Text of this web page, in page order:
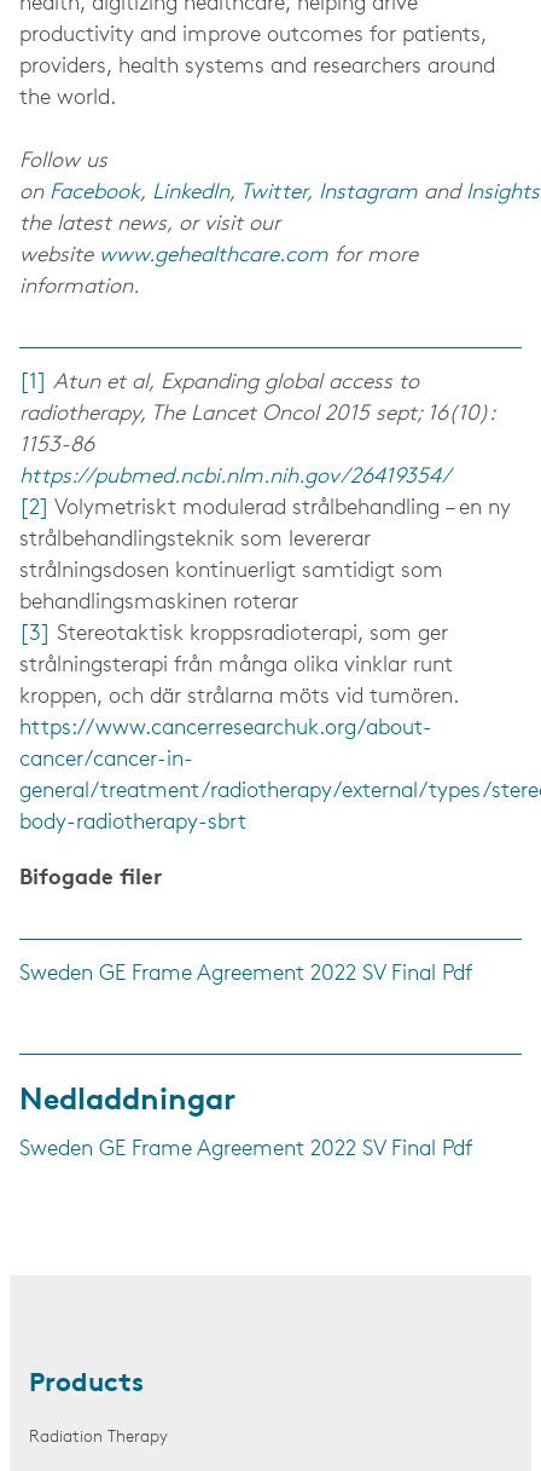
productivity and improve outcomes for patients,
providers, health systems and researchers around
the world.
Follow us
on Facebook, LinkedIn, Twitter, Instagram and Insights
the latest news, or visit our
website www.gehealthcare.com for more
information.
[1]
Atun et al, Expanding global access to
radiotherapy, The Lancet Oncol 2015 sept; 16(10):
1153-86
https://pubmed.ncbi.nlm.nih.gov/26419354/
[2]
Volymetriskt modulerad strålbehandling – en ny
strålbehandlingsteknik som levererar
strålningsdosen kontinuerligt samtidigt som
behandlingsmaskinen roterar
[3]
Stereotaktisk kroppsradioterapi, som ger
strålningsterapi från många olika vinklar runt
kroppen, och där strålarna möts vid tumören.
https://www.cancerresearchuk.org/about-
cancer/cancer-in-
general/treatment/radiotherapy/external/types/
body-radiotherapy-sbrt
Bifogade filer
Sweden GE Frame Agreement 2022 SV Final Pdf
Nedladdningar
Sweden GE Frame Agreement 2022 SV Final Pdf
Products
Radiation Therapy